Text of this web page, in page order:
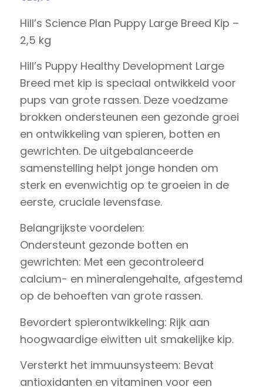
Hill’s Science Plan Puppy Large Breed Kip –
2,5 kg
Hill’s Puppy Healthy Development Large
Breed met kip is speciaal ontwikkeld voor
pups van grote rassen. Deze voedzame
brokken ondersteunen een gezonde groei
en ontwikkeling van spieren, botten en
gewrichten. De uitgebalanceerde
samenstelling helpt jonge honden om
sterk en evenwichtig op te groeien in de
eerste, cruciale levensfase.
Belangrijkste voordelen:
Ondersteunt gezonde botten en
gewrichten: Met een gecontroleerd
calcium- en mineralengehalte, afgestemd
op de behoeften van grote rassen.
Bevordert spierontwikkeling: Rijk aan
hoogwaardige eiwitten uit smakelijke kip.
Versterkt het immuunsysteem: Bevat
antioxidanten en vitaminen voor een